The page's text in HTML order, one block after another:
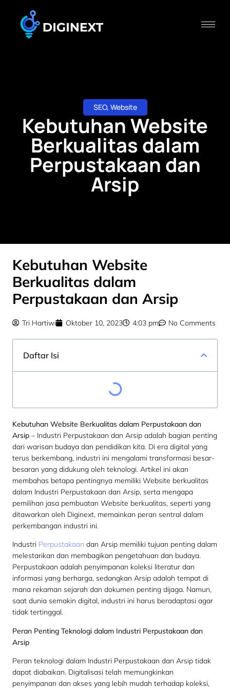
SEO, Website
Kebutuhan Website
Berkualitas dalam
Perpustakaan dan
Arsip
Kebutuhan Website
Berkualitas dalam
Perpustakaan dan Arsip
Tri Hartiwi Oktober 10, 2023 4:03 pm No Comments
Daftar Isi
Kebutuhan Website Berkualitas dalam Perpustakaan dan
Arsip – Industri Perpustakaan dan Arsip adalah bagian penting
dari warisan budaya dan pendidikan kita. Di era digital yang
terus berkembang, industri ini mengalami transformasi besar-
besaran yang didukung oleh teknologi. Artikel ini akan
membahas betapa pentingnya memiliki Website berkualitas
dalam Industri Perpustakaan dan Arsip, serta mengapa
pemilihan jasa pembuatan Website berkualitas, seperti yang
ditawarkan oleh Diginext, memainkan peran sentral dalam
perkembangan industri ini.
Industri Perpustakaan dan Arsip memiliki tujuan penting dalam
melestarikan dan membagikan pengetahuan dan budaya.
Perpustakaan adalah penyimpanan koleksi literatur dan
informasi yang berharga, sedangkan Arsip adalah tempat di
mana rekaman sejarah dan dokumen penting dijaga. Namun,
saat dunia semakin digital, industri ini harus beradaptasi agar
tidak tertinggal.
Peran Penting Teknologi dalam Industri Perpustakaan dan
Arsip
Peran teknologi dalam Industri Perpustakaan dan Arsip tidak
dapat diabaikan. Digitalisasi telah memungkinkan
penyimpanan dan akses yang lebih mudah terhadap koleksi,